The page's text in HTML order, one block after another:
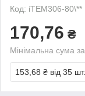
Код: iTEM306-80\**
170,76 ₴
Мінімальна сума
153,68 ₴ від 35 шт.